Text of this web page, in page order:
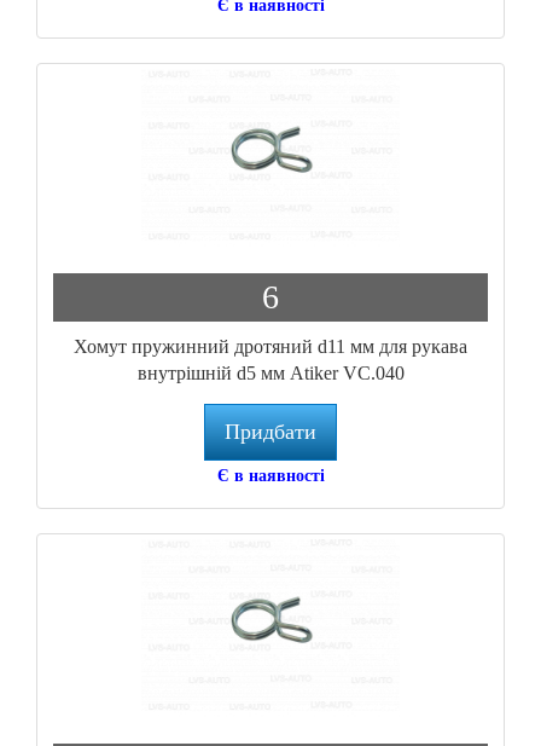
Є в наявності
6
Хомут пружинний дротяний d11 мм для рукава
внутрішній d5 мм Atiker VC.040
Придбати
Є в наявності